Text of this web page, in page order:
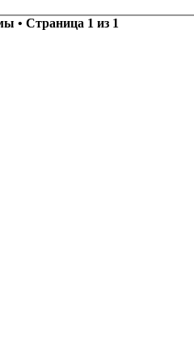
• Страница 1 из 1